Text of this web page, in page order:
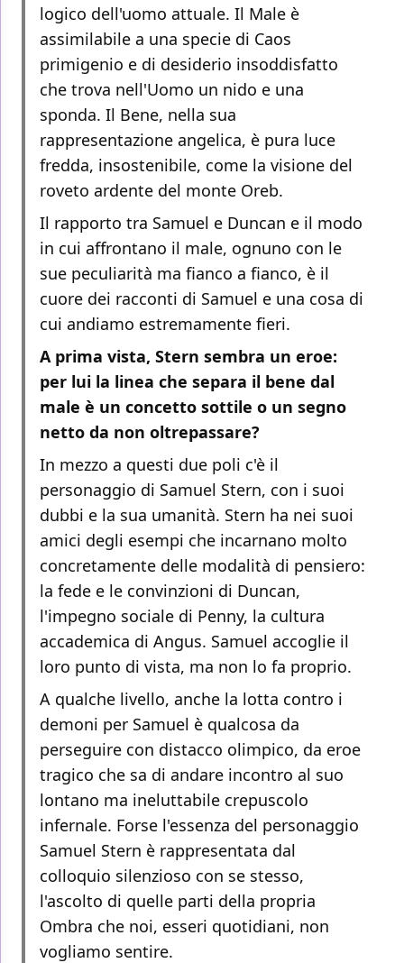
logico dell'uomo attuale. Il Male è
assimilabile a una specie di Caos
primigenio e di desiderio insoddisfatto
che trova nell'Uomo un nido e una
sponda. Il Bene, nella sua
rappresentazione angelica, è pura luce
fredda, insostenibile, come la visione del
roveto ardente del monte Oreb.
Il rapporto tra Samuel e Duncan e il modo
in cui affrontano il male, ognuno con le
sue peculiarità ma fianco a fianco, è il
cuore dei racconti di Samuel e una cosa di
cui andiamo estremamente fieri.
A prima vista, Stern sembra un eroe:
per lui la linea che separa il bene dal
male è un concetto sottile o un segno
netto da non oltrepassare?
In mezzo a questi due poli c'è il
personaggio di Samuel Stern, con i suoi
dubbi e la sua umanità. Stern ha nei suoi
amici degli esempi che incarnano molto
concretamente delle modalità di pensiero:
la fede e le convinzioni di Duncan,
l'impegno sociale di Penny, la cultura
accademica di Angus. Samuel accoglie il
loro punto di vista, ma non lo fa proprio.
A qualche livello, anche la lotta contro i
demoni per Samuel è qualcosa da
perseguire con distacco olimpico, da eroe
tragico che sa di andare incontro al suo
lontano ma ineluttabile crepuscolo
infernale. Forse l'essenza del personaggio
Samuel Stern è rappresentata dal
colloquio silenzioso con se stesso,
l'ascolto di quelle parti della propria
Ombra che noi, esseri quotidiani, non
vogliamo sentire.